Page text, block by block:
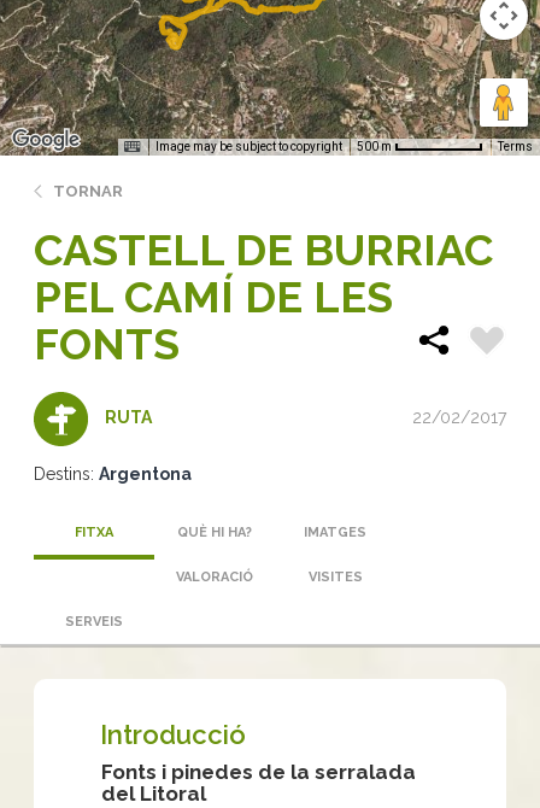
Image may be subject to copyright 500 m Terms
TORNAR
CASTELL DE BURRIAC
PEL CAMÍ DE LES
FONTS
RUTA 22/02/2017
Destins: Argentona
FITXA QUÈ HI HA? IMATGES
VALORACIÓ VISITES
SERVEIS
Introducció
Fonts i pinedes de la serralada
del Litoral